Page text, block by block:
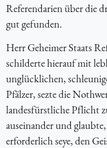
Referendarien über die
gut gefunden.
Herr Geheimer Staats
schilderte hierauf mit
unglücklichen,
Pfälzer, sezte die
landesfürstliche Pflicht
auseinander und
erforderlich seye, den